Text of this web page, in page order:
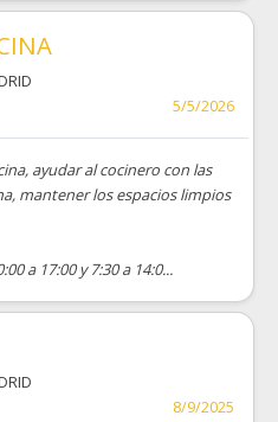
5/5/2026
ayudar al cocinero con las
mantener los espacios limpios
a 17:00 y 7:30 a 14:0...
8/9/2025